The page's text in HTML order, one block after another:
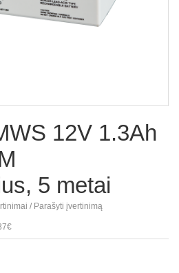
12V 1.3Ah
5 metai
/ Parašyti įvertinimą